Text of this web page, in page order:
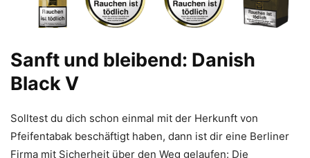
Sanft und bleibend: Danish
Black V
Solltest du dich schon einmal mit der Herkunft von
Pfeifentabak beschäftigt haben, dann ist dir eine Berliner
Firma mit Sicherheit über den Weg gelaufen: Die